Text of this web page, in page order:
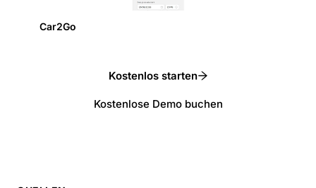
Car2Go
Kostenlos starten
Kostenlose Demo buchen